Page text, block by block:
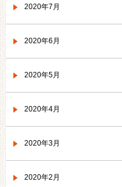
2020年7月
2020年6月
2020年5月
2020年4月
2020年3月
2020年2月